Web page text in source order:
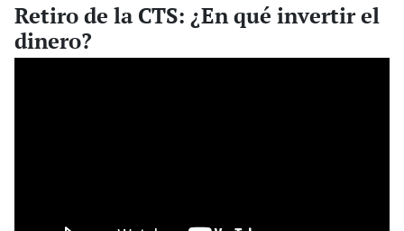
Retiro de la CTS: ¿En qué invertir el
dinero?